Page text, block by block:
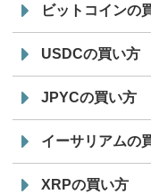
ビットコインの
USDCの買い方
JPYCの買い方
イーサリアムの
XRPの買い方